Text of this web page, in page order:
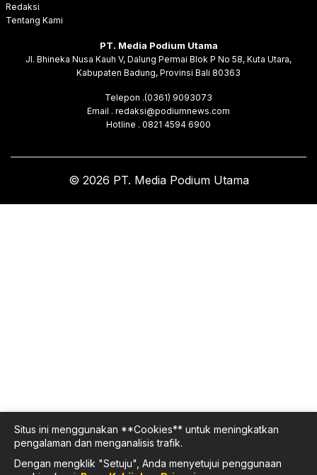
Redaksi
Tentang Kami
PT. Media Podium Utama
Jl. Bhineka Nusa Kauh V, Dalung Permai Blok P No 58, Kuta Utara,
Kabupaten Badung, Provinsi Bali 80363
Telepon .(0361) 9093073
Email . redaksi@podiumnews.com
Hotline . 0821 4594 6900
© 2026 PT. Media Podium Utama
Situs ini menggunakan **Cookies** untuk meningkatkan
pengalaman dan menganalisis trafik.
Dengan mengklik "Setuju", Anda menyetujui penggunaan